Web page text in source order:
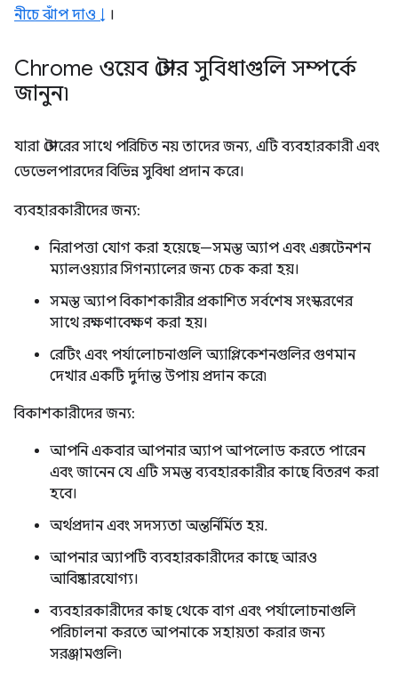
নীচে ঝাঁপ দাও ↓ ।
Chrome ওয়েব স্টোর সুবিধাগুলি সম্পর্কে
জানুন৷
যারা স্টোরের সাথে পরিচিত নয় তাদের জন্য, এটি ব্যবহারকারী এবং
ডেভেলপারদের বিভিন্ন সুবিধা প্রদান করে।
ব্যবহারকারীদের জন্য:
নিরাপত্তা যোগ করা হয়েছে—সমস্ত অ্যাপ এবং এক্সটেনশন
ম্যালওয়্যার সিগন্যালের জন্য চেক করা হয়।
সমস্ত অ্যাপ বিকাশকারীর প্রকাশিত সর্বশেষ সংস্করণের
সাথে রক্ষণাবেক্ষণ করা হয়।
রেটিং এবং পর্যালোচনাগুলি অ্যাপ্লিকেশনগুলির গুণমান
দেখার একটি দুর্দান্ত উপায় প্রদান করে৷
বিকাশকারীদের জন্য:
আপনি একবার আপনার অ্যাপ আপলোড করতে পারেন
এবং জানেন যে এটি সমস্ত ব্যবহারকারীর কাছে বিতরণ করা
হবে।
অর্থপ্রদান এবং সদস্যতা অন্তর্নির্মিত হয়.
আপনার অ্যাপটি ব্যবহারকারীদের কাছে আরও
আবিষ্কারযোগ্য।
ব্যবহারকারীদের কাছ থেকে বাগ এবং পর্যালোচনাগুলি
পরিচালনা করতে আপনাকে সহায়তা করার জন্য
সরঞ্জামগুলি৷